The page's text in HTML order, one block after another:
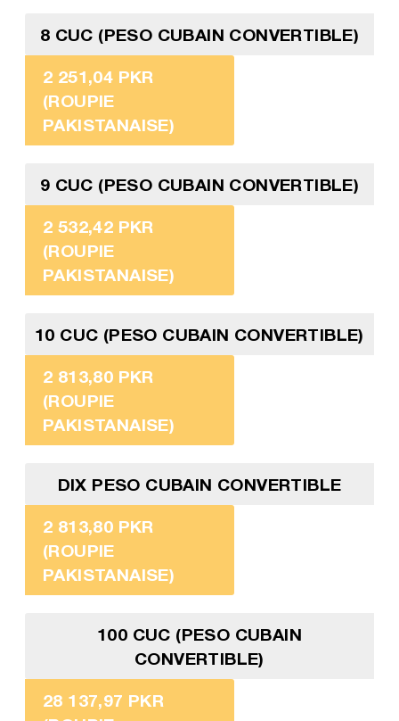
8 CUC (PESO CUBAIN CONVERTIBLE)
2 251,04 PKR
(ROUPIE
PAKISTANAISE)
9 CUC (PESO CUBAIN CONVERTIBLE)
2 532,42 PKR
(ROUPIE
PAKISTANAISE)
10 CUC (PESO CUBAIN CONVERTIBLE)
2 813,80 PKR
(ROUPIE
PAKISTANAISE)
DIX PESO CUBAIN CONVERTIBLE
2 813,80 PKR
(ROUPIE
PAKISTANAISE)
100 CUC (PESO CUBAIN
CONVERTIBLE)
28 137,97 PKR